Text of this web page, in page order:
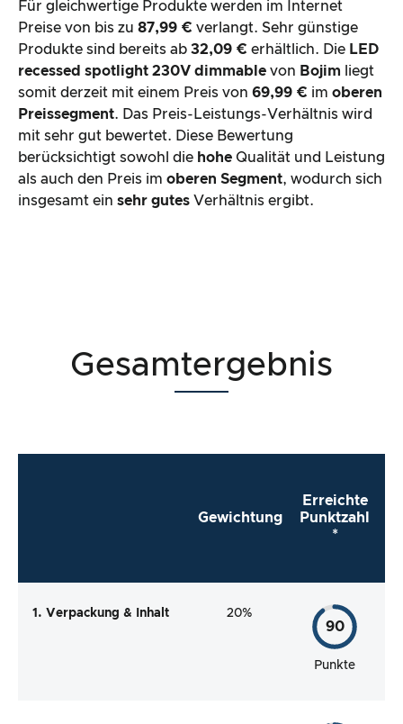
Für gleichwertige Produkte werden im Internet
Preise von bis zu 87,99 € verlangt. Sehr günstige
Produkte sind bereits ab 32,09 € erhältlich. Die LED
recessed spotlight 230V dimmable von Bojim liegt
somit derzeit mit einem Preis von 69,99 € im oberen
Preissegment. Das Preis-Leistungs-Verhältnis wird
mit sehr gut bewertet. Diese Bewertung
berücksichtigt sowohl die hohe Qualität und Leistung
als auch den Preis im oberen Segment, wodurch sich
insgesamt ein sehr gutes Verhältnis ergibt.
Gesamtergebnis
Gewichtung
Erreichte
Punktzahl
*
1. Verpackung & Inhalt 20%
90
Punkte